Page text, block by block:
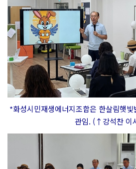
*화성시민재생에너지조합은 한살림햇
관임. (↑강석찬 이